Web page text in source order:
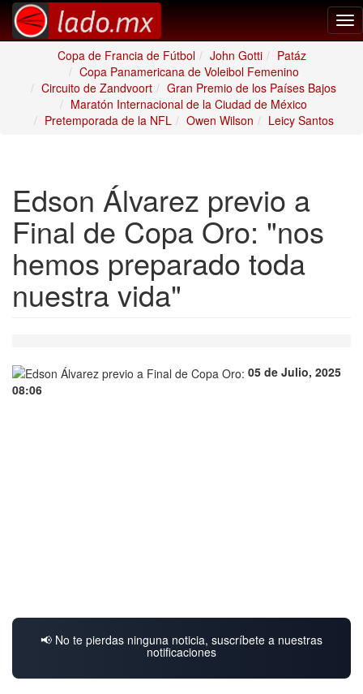
Copa de Francia de Fútbol
John Gotti
Patáz
Copa Panamericana de Voleibol Femenino
Circuito de Zandvoort
Gran Premio de los Países Bajos
Maratón Internacional de la Ciudad de México
Pretemporada de la NFL
Owen Wilson Leicy Santos
Edson Álvarez previo a
Final de Copa Oro: "nos
hemos preparado toda
nuestra vida"
05 de Julio, 2025
08:06
📢 No te pierdas ninguna noticia, suscríbete a nuestras
notificaciones